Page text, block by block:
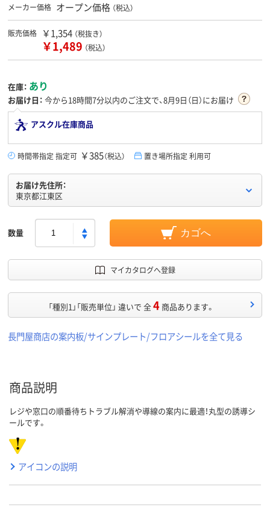
メーカー価格 オープン価格 （税込）
販売価格 ￥1,354 （税抜き）
￥1,489 （税込）
在庫： あり
お届け日： 今から18時間7分以内のご注文で、8月9日（日）にお届け
アスクル在庫商品
時間帯指定 指定可 ￥385（税込） 置き場所指定 利用可
お届け先住所：
東京都江東区
数量 カゴへ
マイカタログへ登録
「種別1」「販売単位」 違いで 全4 商品あります。
長門屋商店の案内板/サインプレート/フロアシールを全て見る
商品説明
レジや窓口の順番待ちトラブル解消や導線の案内に最適！丸型の誘導シ
ールです。
アイコンの説明